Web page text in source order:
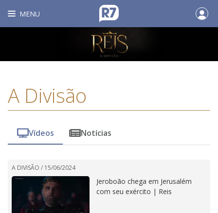
MENU
A Divisão
Vídeos Notícias
A DIVISÃO / 15/06/2024
Jeroboão chega em Jerusalém
com seu exército | Reis